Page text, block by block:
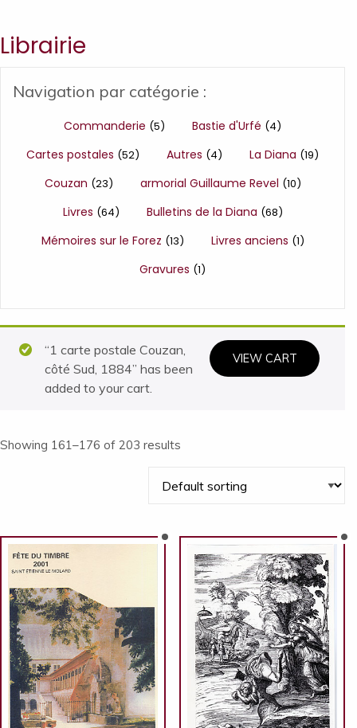
Librairie
Navigation par catégorie :
Commanderie (5) Bastie d'Urfé (4)
Cartes postales (52) Autres (4) La Diana (19)
Couzan (23) armorial Guillaume Revel (10)
Livres (64) Bulletins de la Diana (68)
Mémoires sur le Forez (13) Livres anciens (1)
Gravures (1)
VIEW CART
“1 carte postale Couzan,
côté Sud, 1884” has been
added to your cart.
Showing 161–176 of 203 results